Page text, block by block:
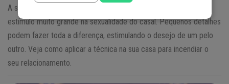
A sabedoria chinesa
estímulo muito grande na sexualidade do casal. Pequenos detalhes
podem fazer toda a diferença, estimulando o desejo de um pelo
outro. Veja como aplicar a técnica na sua casa para incendiar o
seu relacionamento.